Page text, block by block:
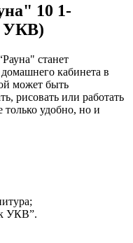
10 1-
УКВ)
станет
кабинета в
может быть
рисовать или работать
только удобно, но и
УКВ”.